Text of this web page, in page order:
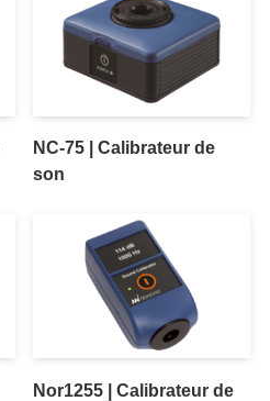
NC-75 | Calibrateur de
son
Nor1255 | Calibrateur de